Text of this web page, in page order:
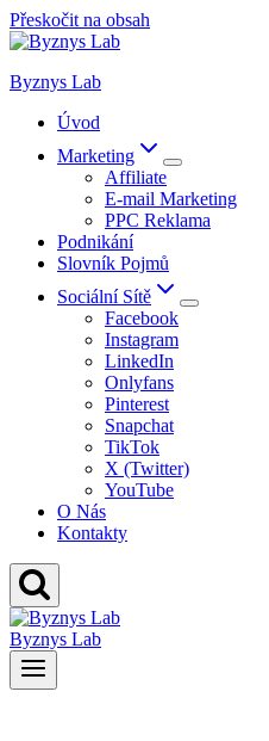
Přeskočit na obsah
Byznys Lab
Úvod
Marketing
Affiliate
E-mail Marketing
PPC Reklama
Podnikání
Slovník Pojmů
Sociální Sítě
Facebook
Instagram
LinkedIn
Onlyfans
Pinterest
Snapchat
TikTok
X (Twitter)
YouTube
O Nás
Kontakty
Byznys Lab